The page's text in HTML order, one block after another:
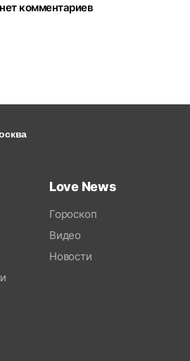
комментариев
Love News
Гороскоп
Видео
Новости